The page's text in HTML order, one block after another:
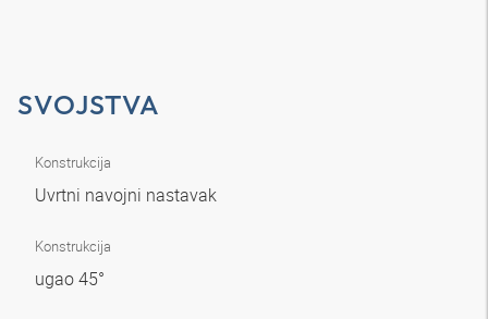
SVOJSTVA
Konstrukcija
Uvrtni navojni nastavak
Konstrukcija
ugao 45°